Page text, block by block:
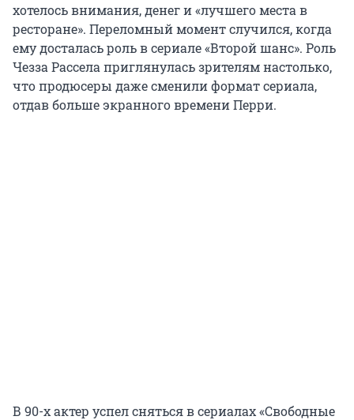
хотелось внимания, денег и «лучшего места в
ресторане». Переломный момент случился, когда
ему досталась роль в сериале «Второй шанс». Роль
Чезза Рассела приглянулась зрителям настолько,
что продюсеры даже сменили формат сериала,
отдав больше экранного времени Перри.
В 90-х актер успел сняться в сериалах «Свободные